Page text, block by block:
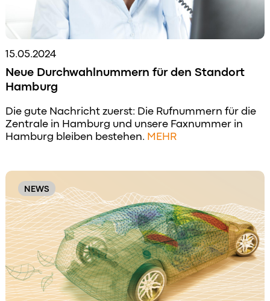
15.05.2024
Neue Durchwahlnummern für den Standort
Hamburg
Die gute Nachricht zuerst: Die Rufnummern für die
Zentrale in Hamburg und unsere Faxnummer in
Hamburg bleiben bestehen. MEHR
NEWS